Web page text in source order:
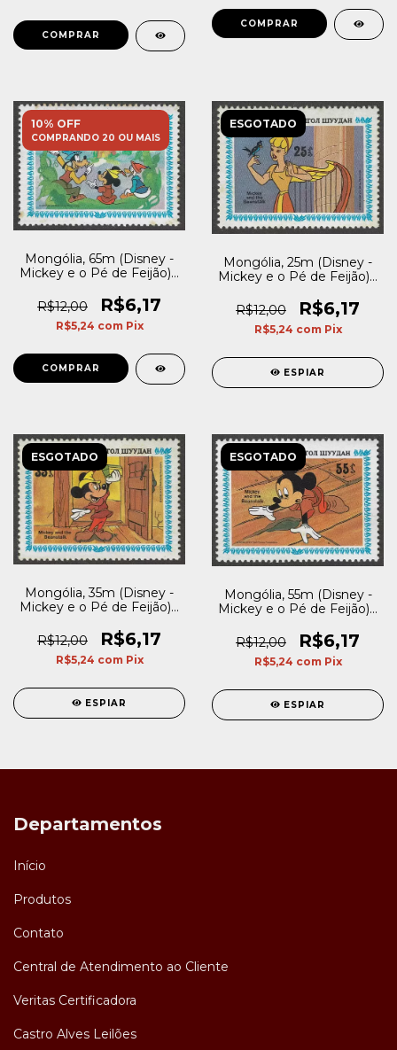
10% OFF
COMPRANDO 20 OU MAIS
Mongólia, 65m (Disney -
Mickey e o Pé de Feijão) -
R$12,00
R$6,17
R$5,24 com Pix
ESGOTADO
Mongólia, 25m (Disney -
Mickey e o Pé de Feijão) -
R$12,00
R$6,17
R$5,24 com Pix
ESPIAR
ESGOTADO
Mongólia, 35m (Disney -
Mickey e o Pé de Feijão) -
R$12,00
R$6,17
R$5,24 com Pix
ESPIAR
ESGOTADO
Mongólia, 55m (Disney -
Mickey e o Pé de Feijão) -
R$12,00
R$6,17
R$5,24 com Pix
ESPIAR
Departamentos
Início
Produtos
Contato
Central de Atendimento ao Cliente
Veritas Certificadora
Castro Alves Leilões